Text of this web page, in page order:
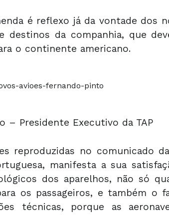
é reflexo já da vontade dos
destinos da companhia, que
o continente americano.
– Presidente Executivo da TAP
reproduzidas no comunicado
manifesta a sua
dos aparelhos, não só
os passageiros, e também
técnicas, porque as